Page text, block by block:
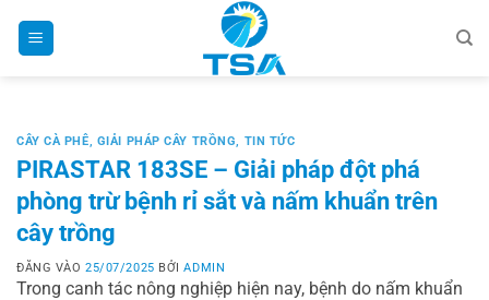
CÂY CÀ PHÊ, GIẢI PHÁP CÂY TRỒNG, TIN TỨC
PIRASTAR 183SE – Giải pháp đột phá
phòng trừ bệnh rỉ sắt và nấm khuẩn trên
cây trồng
ĐĂNG VÀO25/07/2025 BỞIADMIN
Trong canh tác nông nghiệp hiện nay, bệnh do nấm khuẩn